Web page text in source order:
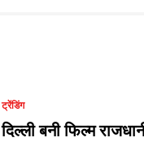
ट्रेंडिंग
दिल्ली बनी फिल्म